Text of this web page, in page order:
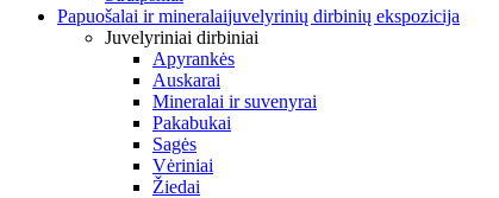
Papuošalai ir mineralaijuvelyrinių dirbinių ekspozicija
Juvelyriniai dirbiniai
Apyrankės
Auskarai
Mineralai ir suvenyrai
Pakabukai
Sagės
Vėriniai
Žiedai